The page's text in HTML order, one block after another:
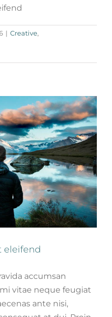
| Creative,
erat eleifend
News
eleifend
accumsan
vitae neque feugiat
ante nisi,